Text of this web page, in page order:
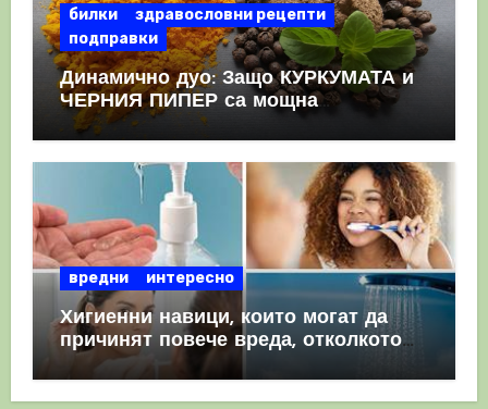
билки
здравословни рецепти
подправки
Динамично дуо: Защо КУРКУМАТА и
ЧЕРНИЯ ПИПЕР са мощна
комбинация
вредни интересно
Хигиенни навици, които могат да
причинят повече вреда, отколкото
полза